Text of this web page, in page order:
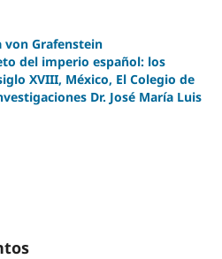
von Grafenstein
del imperio español: los
XVIII, México, El Colegio de
Dr. José María Luis